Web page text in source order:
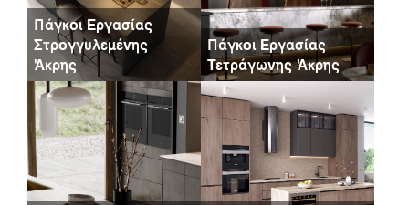
Πάγκοι Εργασίας
Στρογγυλεμένης
Άκρης
Πάγκοι Εργασίας
Τετράγωνης Άκρης